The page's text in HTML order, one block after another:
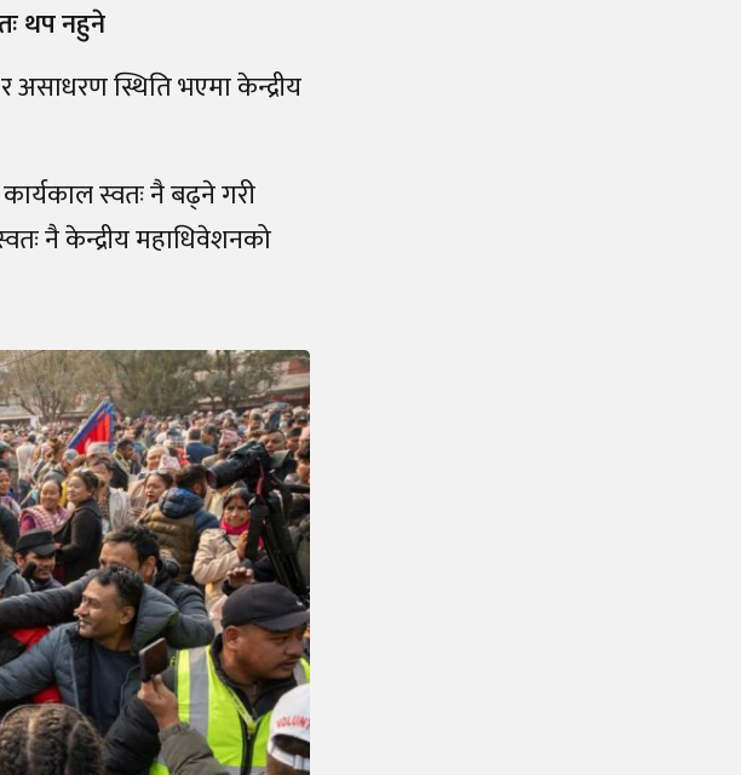
थप नहुने
असाधरण स्थिति भएमा केन्द्रीय
स्वतः नै बढ्ने गरी
नै केन्द्रीय महाधिवेशनको